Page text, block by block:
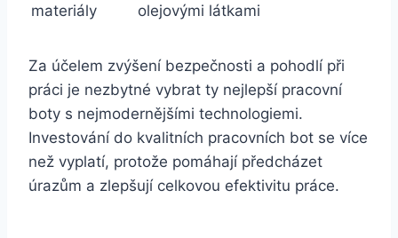
materiály
olejovými látkami
Za účelem ‍zvýšení ⁣bezpečnosti a pohodlí při
práci je⁤ nezbytné vybrat ty nejlepší pracovní
boty s nejmodernějšími technologiemi.⁤
Investování do kvalitních pracovních⁢ bot se více
než vyplatí, protože pomáhají ‌předcházet
úrazům a zlepšují celkovou efektivitu⁢ práce.